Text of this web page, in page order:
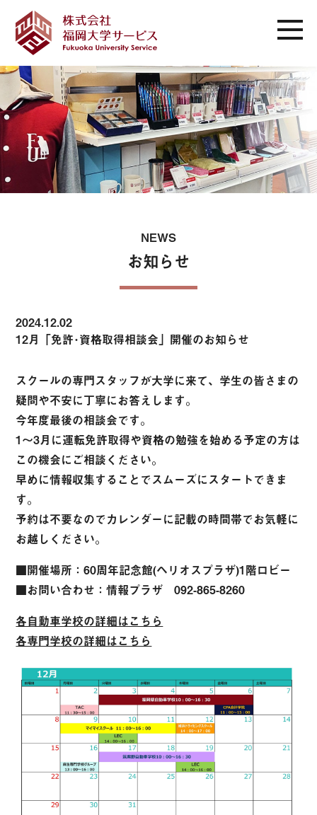
NEWS
お知らせ
2024.12.02
12月「免許･資格取得相談会」開催のお知らせ
スクールの専門スタッフが大学に来て、学生の皆さまの
疑問や不安に丁寧にお答えします。
今年度最後の相談会です。
1～3月に運転免許取得や資格の勉強を始める予定の方は
この機会にご相談ください。
早めに情報収集することでスムーズにスタートできま
す。
予約は不要なのでカレンダーに記載の時間帯でお気軽に
お越しください。
■開催場所：60周年記念館(ヘリオスプラザ)1階ロビー
■お問い合わせ：情報プラザ 092-865-8260
各自動車学校の詳細はこちら
各専門学校の詳細はこちら